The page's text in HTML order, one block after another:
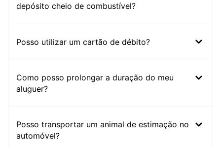
depósito cheio de combustível?
Posso utilizar um cartão de débito?
Como posso prolongar a duração do meu
aluguer?
Posso transportar um animal de estimação no
automóvel?